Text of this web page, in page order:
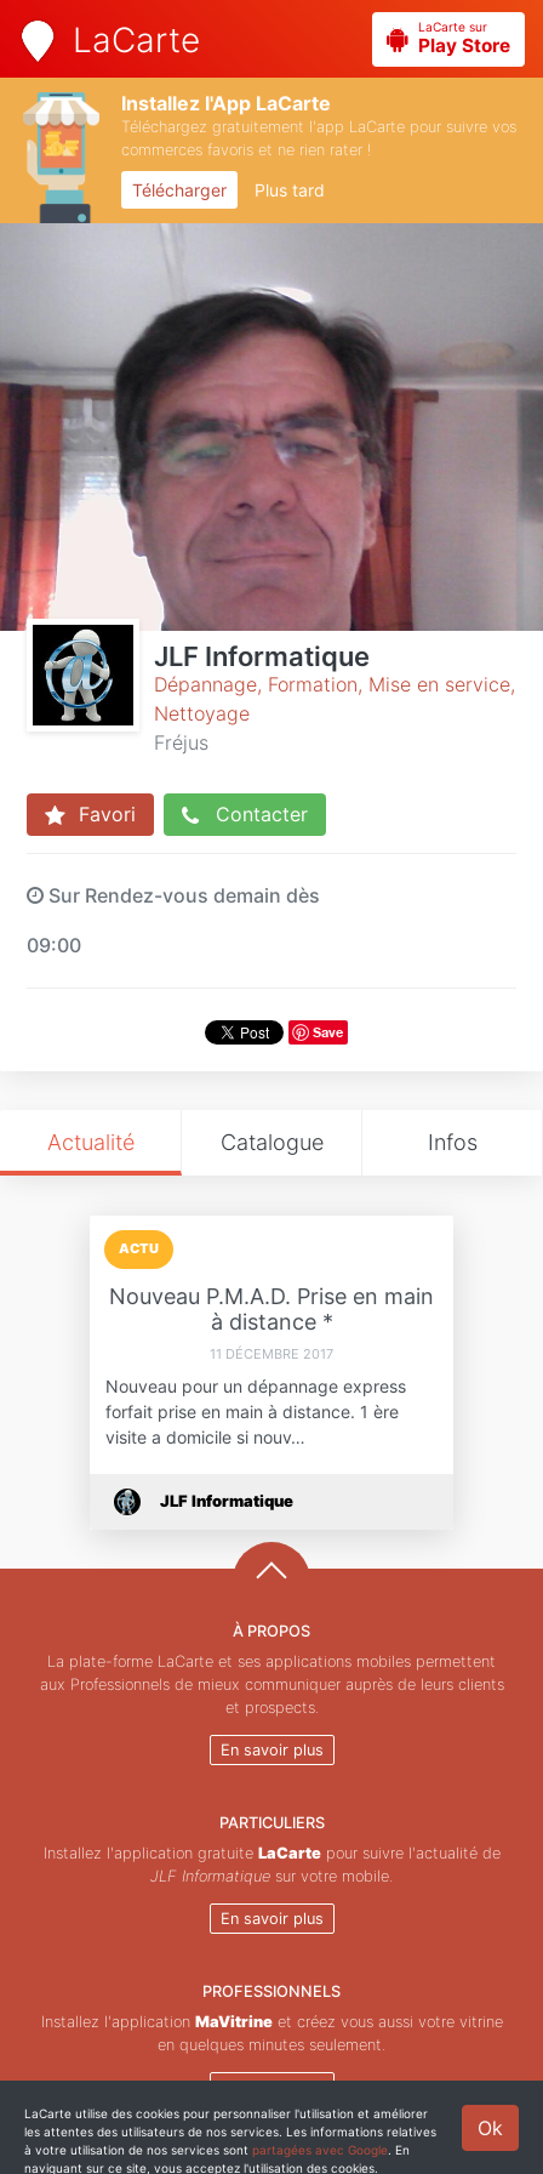
LaCarte LaCarte sur
Play Store
Installez l'App LaCarte
Téléchargez gratuitement l'app LaCarte pour suivre vos
commerces favoris et ne rien rater !
Télécharger Plus tard
JLF Informatique
Dépannage, Formation, Mise en service,
Nettoyage
Fréjus
Favori Contacter
Sur Rendez-vous demain dès
09:00
Save
Actualité Catalogue Infos
ACTU
Nouveau P.M.A.D. Prise en main
à distance *
11 DÉCEMBRE 2017
Nouveau pour un dépannage express
forfait prise en main à distance. 1 ère
visite a domicile si nouv…
JLF Informatique
À PROPOS
La plate-forme LaCarte et ses applications mobiles permettent
aux Professionnels de mieux communiquer auprès de leurs clients
et prospects.
En savoir plus
PARTICULIERS
Installez l'application gratuite LaCartepour suivre l'actualité de
JLF Informatique sur votre mobile.
En savoir plus
PROFESSIONNELS
Installez l'application MaVitrineet créez vous aussi votre vitrine
en quelques minutes seulement.
En savoir plus
Copyright © ZeMAP 2026 - Tous droits réservés. Ok
LaCarte utilise des cookies pour personnaliser l'utilisation et améliorer
les attentes des utilisateurs de nos services. Les informations relatives
à votre utilisation de nos services sont partagées avec Google . En
naviguant sur ce site, vous acceptez l'utilisation des cookies.